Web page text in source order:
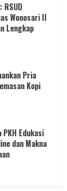
RSUD
Wonosari II
Lengkap
Pria
Kopi
PKH Edukasi
dan Makna